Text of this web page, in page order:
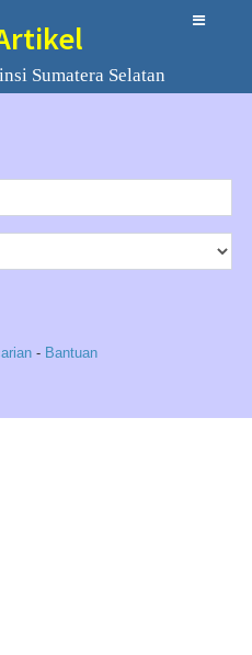
Sumatera Selatan
- Bantuan